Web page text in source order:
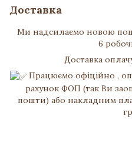
Доставка
Ми надсилаємо новою
6
Доставка
Працюємо офіційно ,
рахунок ФОП (так Ви
пошти) або накладним